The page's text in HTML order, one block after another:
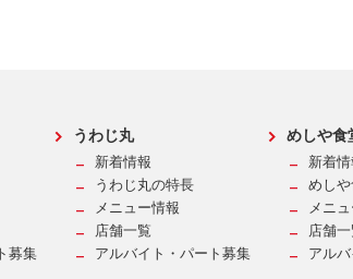
募集
うわじ丸
新着情報
うわじ丸の特長
メニュー情報
店舗一覧
アルバイト・パート募集
めしや食
新着情
めし
メニ
店舗一
アル